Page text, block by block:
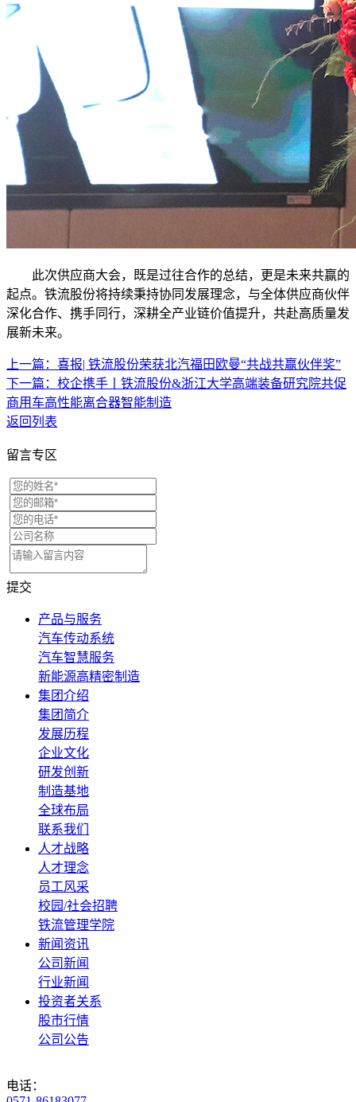
此次供应商大会，既是过往合作的总结，更是未来共赢的
起点。铁流股份将持续秉持协同发展理念，与全体供应商伙伴
深化合作、携手同行，深耕全产业链价值提升，共赴高质量发
展新未来。
上一篇：喜报| 铁流股份荣获北汽福田欧曼“共战共赢伙伴奖”
下一篇：校企携手丨铁流股份&浙江大学高端装备研究院共促
商用车高性能离合器智能制造
返回列表
留言专区
提交
产品与服务
汽车传动系统
汽车智慧服务
新能源高精密制造
集团介绍
集团简介
发展历程
企业文化
研发创新
制造基地
全球布局
联系我们
人才战略
人才理念
员工风采
校园/社会招聘
铁流管理学院
新闻资讯
公司新闻
行业新闻
投资者关系
股市行情
公司公告
电话：